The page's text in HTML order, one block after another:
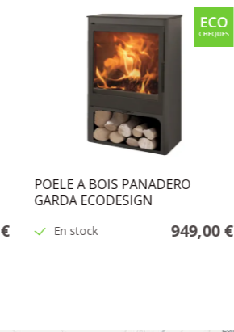
POELE A BOIS PANADERO
GARDA ECODESIGN
En stock 949,00 €